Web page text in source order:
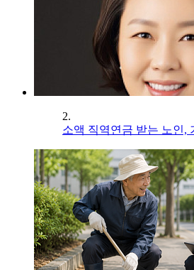
2.
소액 직역연금 받는 노인,